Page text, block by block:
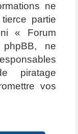
ne
partie
« Forum
ne
piratage
vos